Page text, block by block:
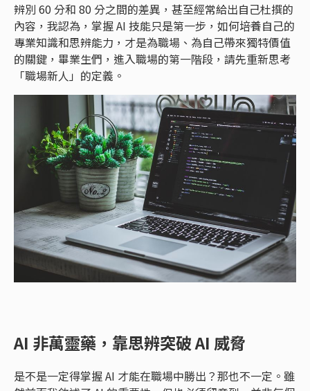
辨別 60 分和 80 分之間的差異，甚至經常給出自己杜撰的
內容，我認為，掌握 AI 技能只是第一步，如何培養自己的
專業知識和思辨能力，才是為職場、為自己帶來獨特價值
的關鍵，畢業生們，進入職場的第一階段，請先重新思考
「職場新人」的定義。
AI 非萬靈藥，靠思辨突破 AI 威脅
是不是一定得掌握 AI 才能在職場中勝出？那也不一定。雖